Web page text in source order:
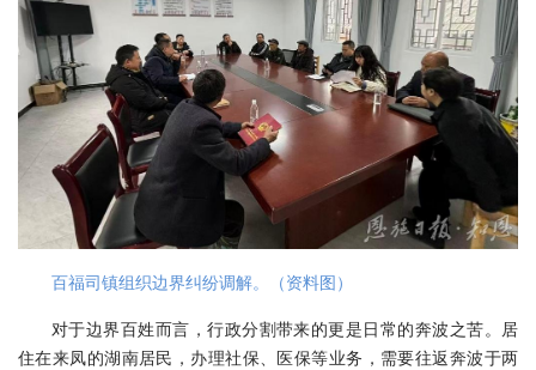
百福司镇组织边界纠纷调解。（资料图）
对于边界百姓而言，行政分割带来的更是日常的奔波之苦。居
住在来凤的湖南居民，办理社保、医保等业务，需要往返奔波于两